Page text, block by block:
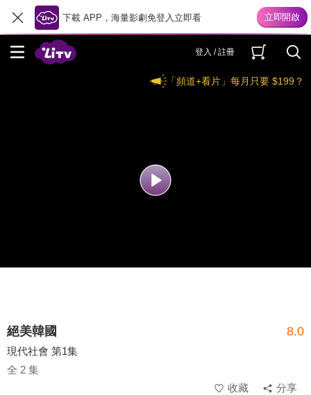
下載 APP，海量影劇免登入立即看
登入 / 註冊
「頻道+看片」每月只要 $199？
絕美韓國 8.0
現代社會 第1集
全 2 集
收藏
分享